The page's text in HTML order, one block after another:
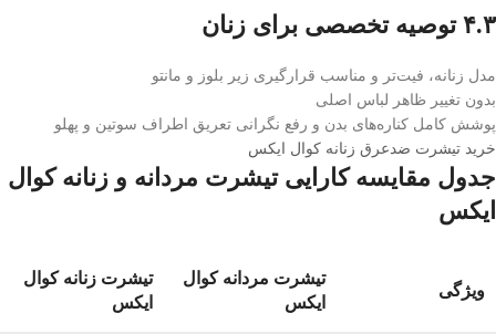
۴.۳ توصیه تخصصی برای زنان
مدل زنانه، فیت‌تر و مناسب قرار‌گیری زیر بلوز و مانتو
بدون تغییر ظاهر لباس اصلی
پوشش کامل کناره‌های بدن و رفع نگرانی تعریق اطراف سوتین و پهلو
خرید تیشرت ضدعرق زنانه کوال ایکس
جدول مقایسه کارایی تیشرت مردانه و زنانه کوال
ایکس
ویژگی
تیشرت مردانه کوال
ایکس
تیشرت زنانه کوال
ایکس